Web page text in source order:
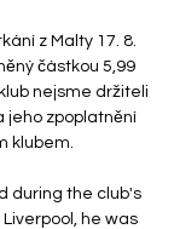
z Malty 17. 8.
částkou 5,99
nejsme držiteli
jeho zpoplatnění
klubem.
during the club's
he was